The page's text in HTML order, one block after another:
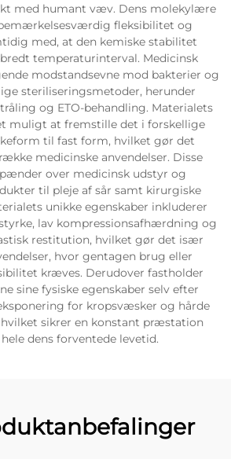
med humant væv. Dens molekylære
fleksibilitet og
med, at den kemiske stabilitet
temperaturinterval. Medicinsk
modstandsevne mod bakterier og
steriliseringsmetoder, herunder
og ETO-behandling. Materialets
muligt at fremstille det i forskellige
til fast form, hvilket gør det
medicinske anvendelser. Disse
over medicinsk udstyr og
til pleje af sår samt kirurgiske
unikke egenskaber inkluderer
lav kompressionsafhærdning og
restitution, hvilket gør det især
hvor gentagen brug eller
kræves. Derudover fastholder
sine fysiske egenskaber selv efter
for kropsvæsker og hårde
sikrer en konstant præstation
dens forventede levetid.